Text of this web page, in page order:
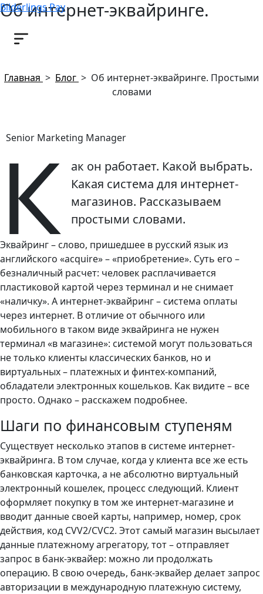
Bilderlings Pay
Об интернет-эквайринге.
Простыми словами
Главная > Блог > Об интернет-эквайринге. Простыми
словами
Senior Marketing Manager
К
ак он работает. Какой выбрать.
Какая система для интернет-
магазинов. Рассказываем
простыми словами.
Эквайринг – слово, пришедшее в русский язык из
английского «acquire» – «приобретение». Суть его –
безналичный расчет: человек расплачивается
пластиковой картой через терминал и не снимает
«наличку». А интернет-эквайринг – система оплаты
через интернет. В отличие от обычного или
мобильного в таком виде эквайринга не нужен
терминал «в магазине»: системой могут пользоваться
не только клиенты классических банков, но и
виртуальных – платежных и финтех-компаний,
обладатели электронных кошельков. Как видите – все
просто. Однако – расскажем подробнее.
Шаги по финансовым ступеням
Существует несколько этапов в системе интернет-
эквайринга. В том случае, когда у клиента все же есть
банковская карточка, а не абсолютно виртуальный
электронный кошелек, процесс следующий. Клиент
оформляет покупку в том же интернет-магазине и
вводит данные своей карты, например, номер, срок
действия, код CVV2/CVC2. Этот самый магазин высылает
данные платежному агрегатору, тот – отправляет
запрос в банк-эквайер: можно ли продолжать
операцию. В свою очередь, банк-эквайер делает запрос
авторизации в международную платежную систему,